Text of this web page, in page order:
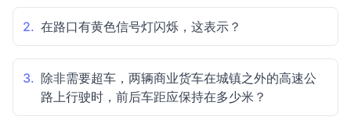
2. 在路口有黄色信号灯闪烁，这表示？
3. 除非需要超车，两辆商业货车在城镇之外的高速公
路上行驶时，前后车距应保持在多少米？